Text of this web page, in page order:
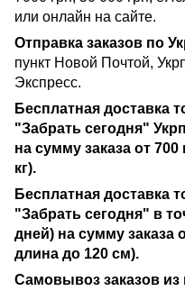
или онлайн на сайте.
Отправка заказов по
пункт Новой Почтой,
Экспресс.
Бесплатная доставка
"Забрать сегодня"
на сумму заказа от
кг).
Бесплатная доставка
"Забрать сегодня" в
дней) на сумму заказа
длина до 120 см).
Самовывоз заказов из